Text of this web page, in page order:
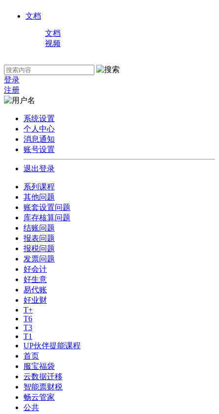
文档
文档
视频
登录
注册
系统设置
个人中心
消息通知
账号设置
退出登录
系列课程
其他问题
账套设置问题
库存核算问题
结账问题
报表问题
报税问题
发票问题
好会计
好生意
易代账
好业财
T+
T6
T3
T1
UP伙伴提能课程
首页
服宝福袋
云数据迁移
智能票财税
畅云管家
公共